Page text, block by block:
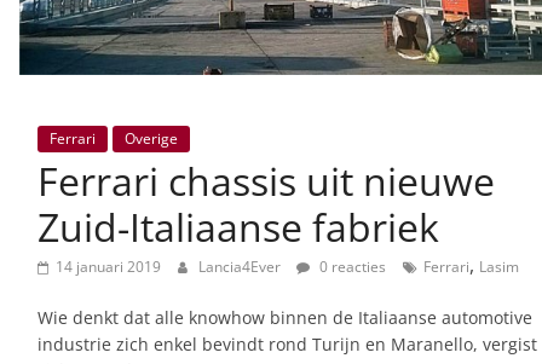
Ferrari Overige
Ferrari chassis uit nieuwe
Zuid-Italiaanse fabriek
14 januari 2019 Lancia4Ever 0 reacties Ferrari, Lasim
Wie denkt dat alle knowhow binnen de Italiaanse automotive
industrie zich enkel bevindt rond Turijn en Maranello, vergist